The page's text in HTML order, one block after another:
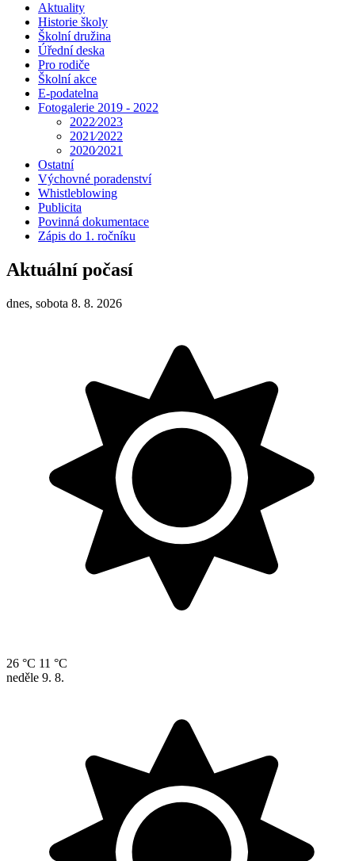
Aktuality
Historie školy
Školní družina
Úřední deska
Pro rodiče
Školní akce
E-podatelna
Fotogalerie 2019 - 2022
2022⁄2023
2021⁄2022
2020⁄2021
Ostatní
Výchovné poradenství
Whistleblowing
Publicita
Povinná dokumentace
Zápis do 1. ročníku
Aktuální počasí
dnes, sobota 8. 8. 2026
26 °C 11 °C
neděle 9. 8.